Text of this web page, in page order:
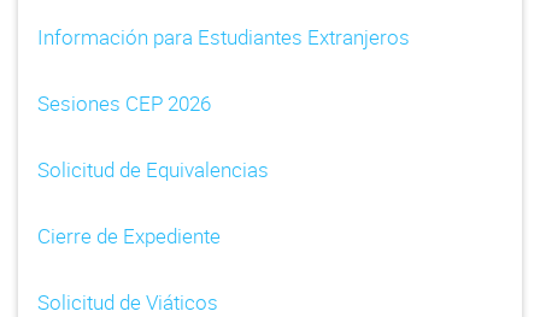
Información para Estudiantes Extranjeros
Sesiones CEP 2026
Solicitud de Equivalencias
Cierre de Expediente
Solicitud de Viáticos